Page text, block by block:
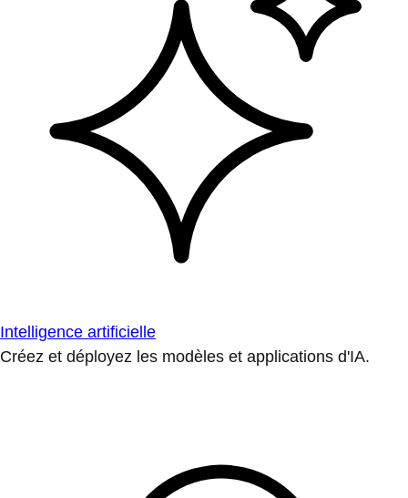
Intelligence artificielle
Créez et déployez les modèles et applications d'IA.